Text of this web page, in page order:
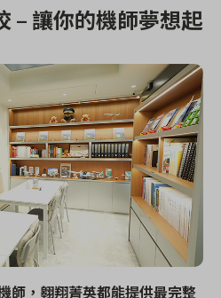
– 讓你的機師夢想起
師，翱翔菁英都能提供最完整